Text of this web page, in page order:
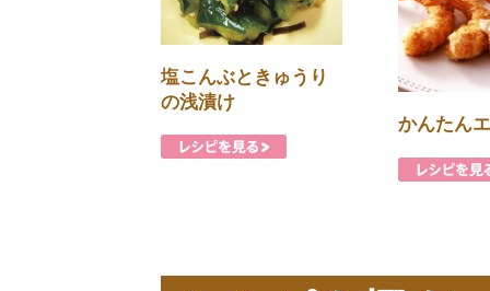
塩こんぶときゅうり
の浅漬け
かんたん